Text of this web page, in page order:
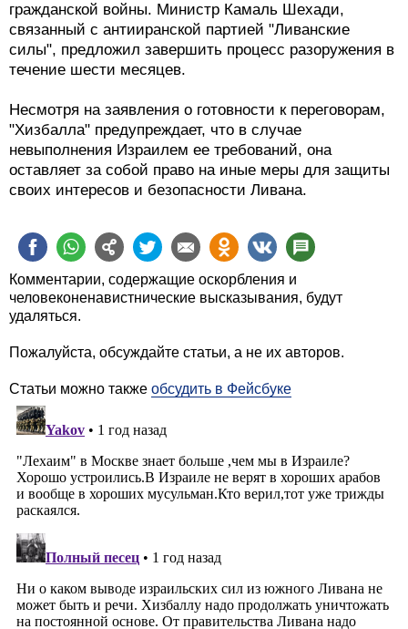
гражданской войны. Министр Камаль Шехади,
связанный с антииранской партией "Ливанские
силы", предложил завершить процесс разоружения в
течение шести месяцев.
Несмотря на заявления о готовности к переговорам,
"Хизбалла" предупреждает, что в случае
невыполнения Израилем ее требований, она
оставляет за собой право на иные меры для защиты
своих интересов и безопасности Ливана.
Комментарии, содержащие оскорбления и
человеконенавистнические высказывания, будут
удаляться.
Пожалуйста, обсуждайте статьи, а не их авторов.
Статьи можно также обсудить в Фейсбуке